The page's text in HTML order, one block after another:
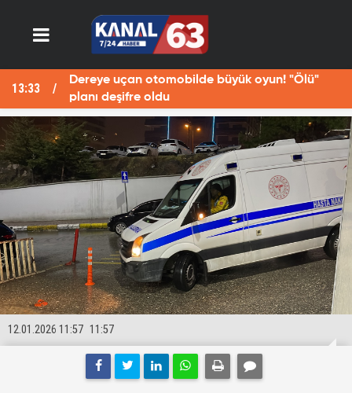
13:33
Dereye uçan otomobilde büyük oyun! "Ölü"
planı deşifre oldu
11:57
12.01.2026 11:57